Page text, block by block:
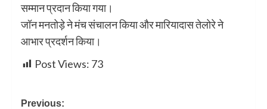
सम्मान प्रदान किया गया।
जॉन मनतोड़े ने मंच संचालन किया और मारियादास तेलोरे ने
आभार प्रदर्शन किया।
Post Views: 73
Previous: